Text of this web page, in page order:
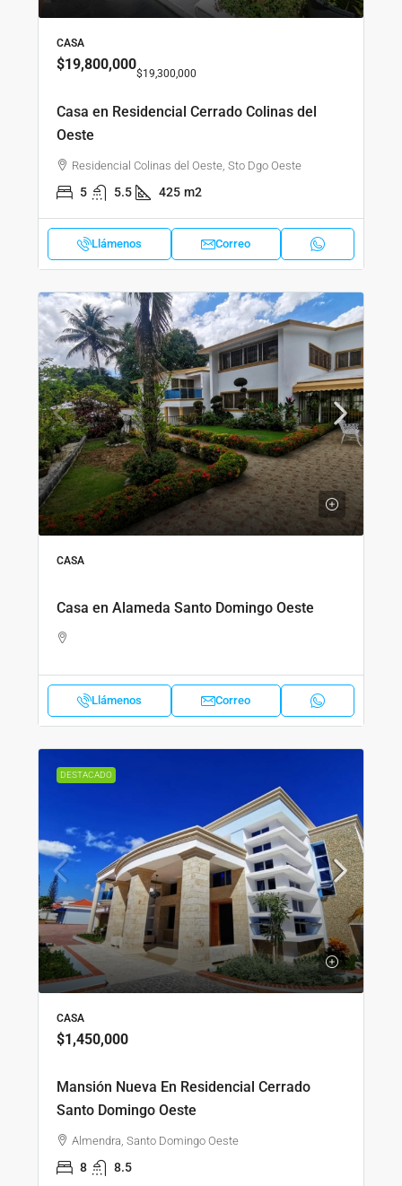
CASA
$19,800,000
$19,300,000
Casa en Residencial Cerrado Colinas del
Oeste
Residencial Colinas del Oeste, Sto Dgo Oeste
5 5.5 425 m2
Llámenos Correo
CASA
Casa en Alameda Santo Domingo Oeste
Llámenos Correo
DESTACADO
CASA
$1,450,000
Mansión Nueva En Residencial Cerrado
Santo Domingo Oeste
Almendra, Santo Domingo Oeste
8 8.5